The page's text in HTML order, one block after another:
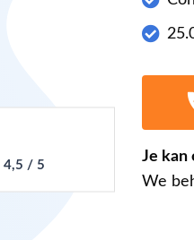
4,5 / 5 Je kan
We